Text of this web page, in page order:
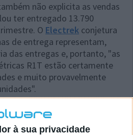
à sua privacidade
não explicita as vendas
ter entregado 13.790
O Electrek conjetura
de entrega representam,
das entregas e, portanto, "as
R1T estão certamente
e muito provavelmente
certo, a Cybertruck da Tesla
pickup elétrica mais vendida